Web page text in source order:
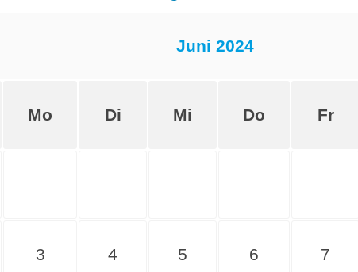
Juni 2024
Mo Di Mi Do Fr
3 4 5 6 7